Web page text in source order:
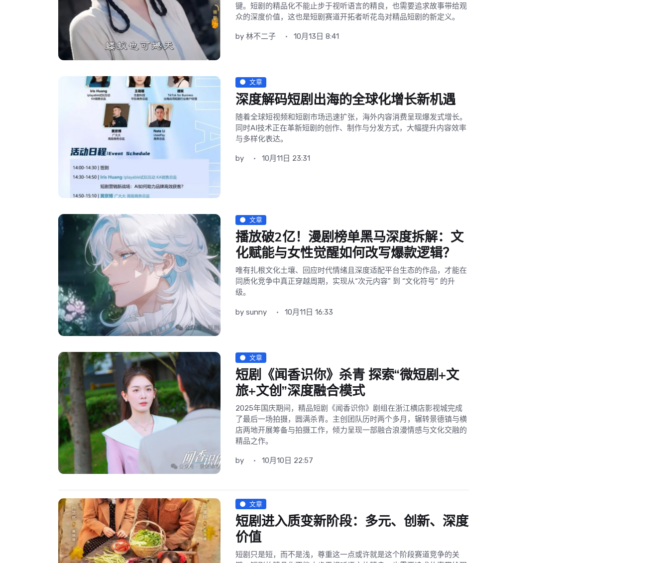
键。短剧的精品化不能止步于视听语言的精良，也需要追求故事带给观
众的深度价值，这也是短剧赛道开拓者听花岛对精品短剧的新定义。
by林不二子 10月13日 8:41
文章
深度解码短剧出海的全球化增长新机遇
随着全球短视频和短剧市场迅速扩张，海外内容消费呈现爆发式增长。
同时AI技术正在革新短剧的创作、制作与分发方式，大幅提升内容效率
与多样化表达。
by 10月11日 23:31
文章
播放破2亿！漫剧榜单黑马深度拆解：文
化赋能与女性觉醒如何改写爆款逻辑？
唯有扎根文化土壤、回应时代情绪且深度适配平台生态的作品，才能在
同质化竞争中真正穿越周期，实现从“次元内容” 到 “文化符号” 的升
级。
bysunny 10月11日 16:33
文章
短剧《闻香识你》杀青 探索“微短剧+文
旅+文创”深度融合模式
2025年国庆期间，精品短剧《闻香识你》剧组在浙江横店影视城完成
了最后一场拍摄，圆满杀青。主创团队历时两个多月，辗转景德镇与横
店两地开展筹备与拍摄工作，倾力呈现一部融合浪漫情感与文化交融的
精品之作。
by 10月10日 22:57
文章
短剧进入质变新阶段：多元、创新、深度
价值
短剧只是短，而不是浅，尊重这一点或许就是这个阶段赛道竞争的关